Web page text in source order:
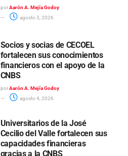
por Aarón A. Mejía Godoy
agosto 3, 2026
Socios y socias de CECOEL
fortalecen sus conocimientos
financieros con el apoyo de la
CNBS
por Aarón A. Mejía Godoy
agosto 4, 2026
Universitarios de la José
Cecilio del Valle fortalecen sus
capacidades financieras
gracias a la CNBS